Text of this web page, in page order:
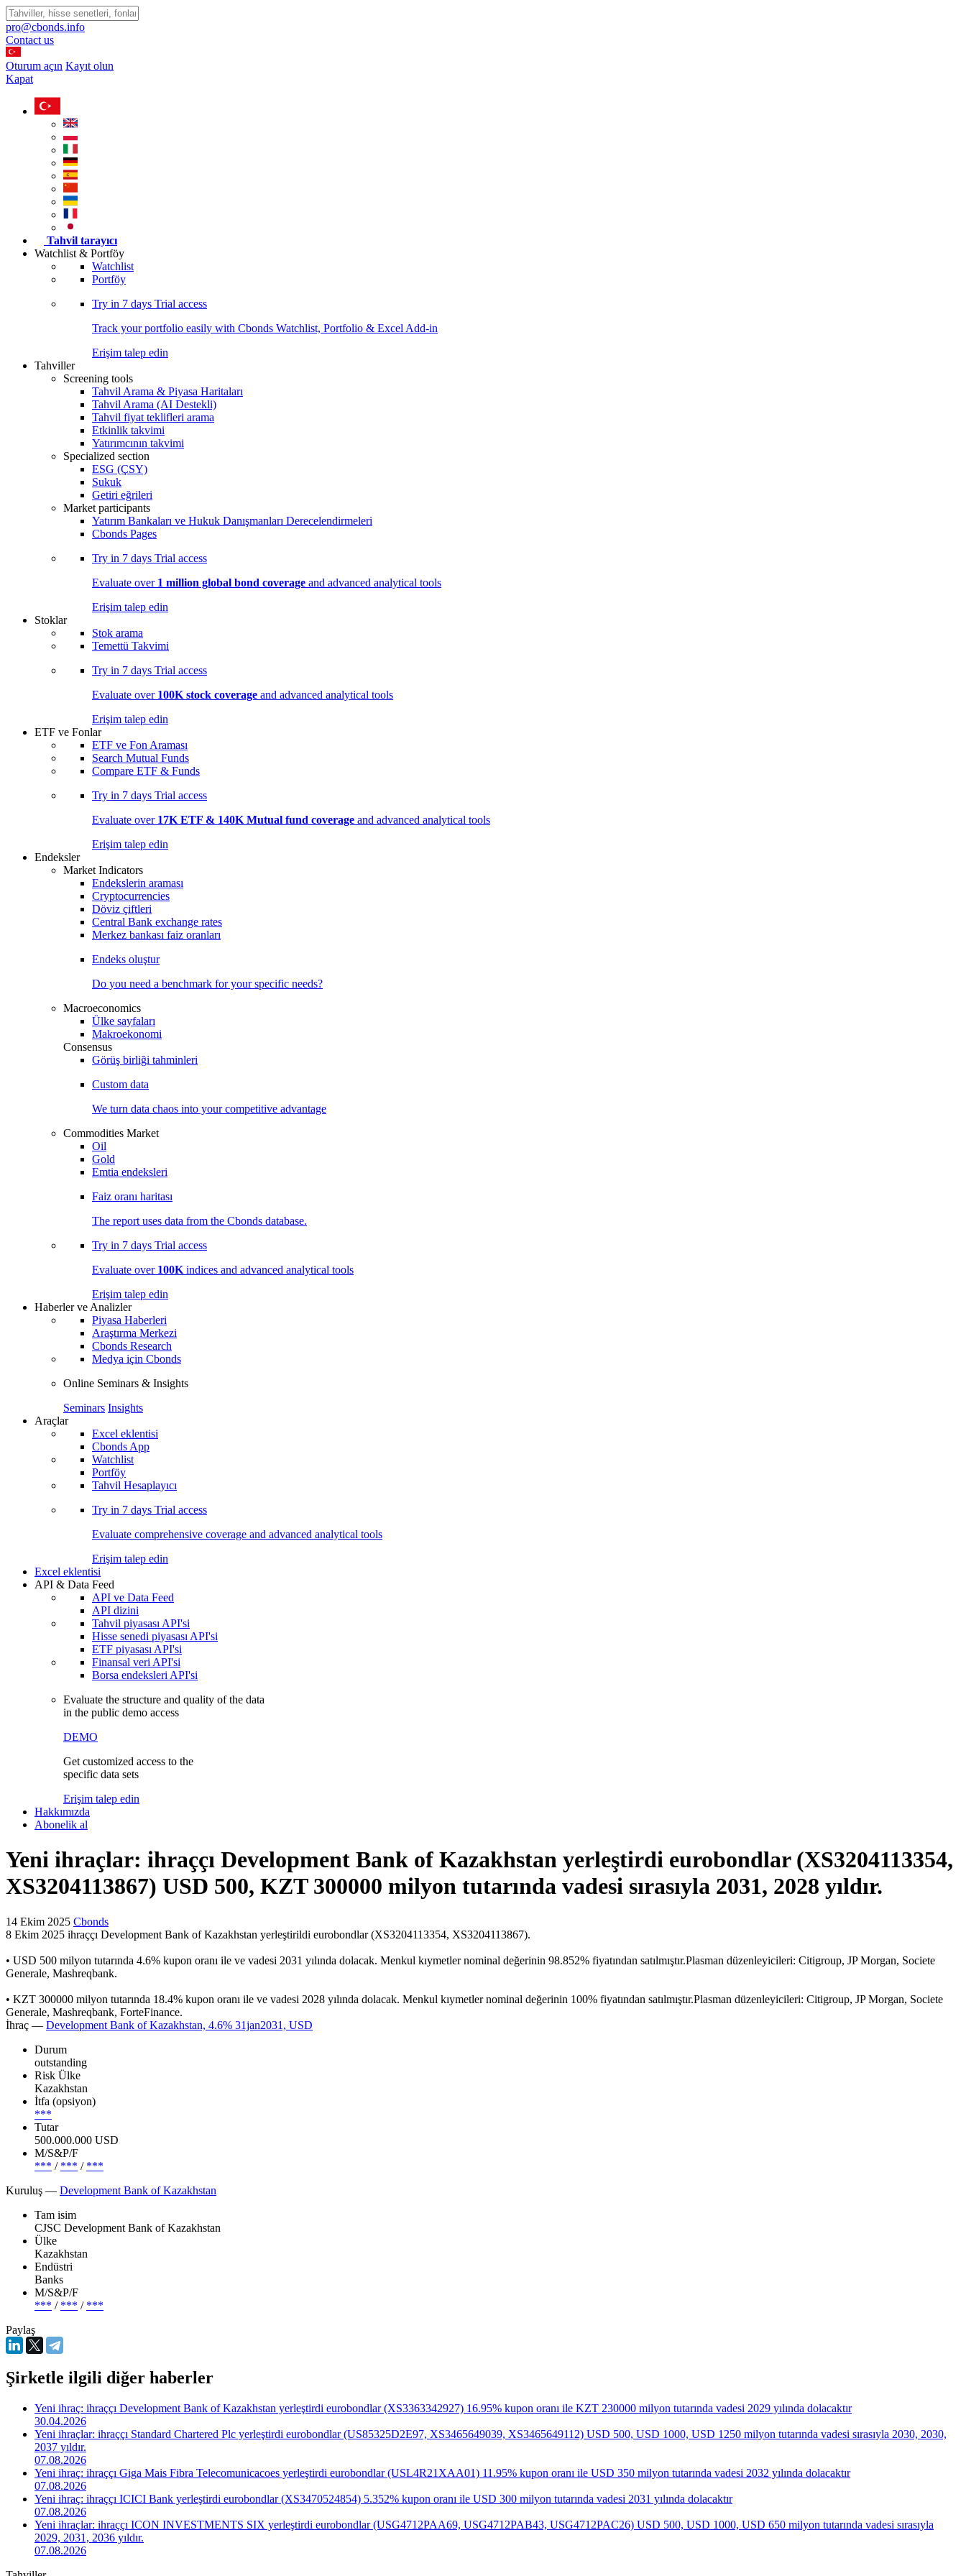
pro@cbonds.info
Contact us
Oturum açın Kayıt olun
Kapat
Tahvil tarayıcı
Watchlist & Portföy
Watchlist
Portföy
Try in 7 days Trial access
Track your portfolio easily with Cbonds Watchlist, Portfolio & Excel Add-in
Erişim talep edin
Tahviller
Screening tools
Tahvil Arama & Piyasa Haritaları
Tahvil Arama (AI Destekli)
Tahvil fiyat teklifleri arama
Etkinlik takvimi
Yatırımcının takvimi
Specialized section
ESG (ÇSY)
Sukuk
Getiri eğrileri
Market participants
Yatırım Bankaları ve Hukuk Danışmanları Derecelendirmeleri
Cbonds Pages
Try in 7 days Trial access
Evaluate over 1 million global bond coverage and advanced analytical tools
Erişim talep edin
Stoklar
Stok arama
Temettü Takvimi
Try in 7 days Trial access
Evaluate over 100K stock coverage and advanced analytical tools
Erişim talep edin
ETF ve Fonlar
ETF ve Fon Araması
Search Mutual Funds
Compare ETF & Funds
Try in 7 days Trial access
Evaluate over 17K ETF & 140K Mutual fund coverage and advanced analytical tools
Erişim talep edin
Endeksler
Market Indicators
Endekslerin araması
Cryptocurrencies
Döviz çiftleri
Central Bank exchange rates
Merkez bankası faiz oranları
Endeks oluştur
Do you need a benchmark for your specific needs?
Macroeconomics
Ülke sayfaları
Makroekonomi
Consensus
Görüş birliği tahminleri
Custom data
We turn data chaos into your competitive advantage
Commodities Market
Oil
Gold
Emtia endeksleri
Faiz oranı haritası
The report uses data from the Cbonds database.
Try in 7 days Trial access
Evaluate over 100K indices and advanced analytical tools
Erişim talep edin
Haberler ve Analizler
Piyasa Haberleri
Araştırma Merkezi
Cbonds Research
Medya için Cbonds
Online Seminars & Insights
Seminars Insights
Araçlar
Excel eklentisi
Cbonds App
Watchlist
Portföy
Tahvil Hesaplayıcı
Try in 7 days Trial access
Evaluate comprehensive coverage and advanced analytical tools
Erişim talep edin
Excel eklentisi
API & Data Feed
API ve Data Feed
API dizini
Tahvil piyasası API'si
Hisse senedi piyasası API'si
ETF piyasası API'si
Finansal veri API'si
Borsa endeksleri API'si
Evaluate the structure and quality of the data
in the public demo access
DEMO
Get customized access to the
specific data sets
Erişim talep edin
Hakkımızda
Abonelik al
Yeni ihraçlar: ihraççı Development Bank of Kazakhstan yerleştirdi eurobondlar (XS3204113354,
XS3204113867) USD 500, KZT 300000 milyon tutarında vadesi sırasıyla 2031, 2028 yıldır.
14 Ekim 2025 Cbonds
8 Ekim 2025 ihraççı Development Bank of Kazakhstan yerleştirildi eurobondlar (XS3204113354, XS3204113867).
• USD 500 milyon tutarında 4.6% kupon oranı ile ve vadesi 2031 yılında dolacak. Menkul kıymetler nominal değerinin 98.852% fiyatından satılmıştır.Plasman düzenleyicileri: Citigroup, JP Morgan, Societe
Generale, Mashreqbank.
• KZT 300000 milyon tutarında 18.4% kupon oranı ile ve vadesi 2028 yılında dolacak. Menkul kıymetler nominal değerinin 100% fiyatından satılmıştır.Plasman düzenleyicileri: Citigroup, JP Morgan, Societe
Generale, Mashreqbank, ForteFinance.
İhraç — Development Bank of Kazakhstan, 4.6% 31jan2031, USD
Durum
outstanding
Risk Ülke
Kazakhstan
İtfa (opsiyon)
***
Tutar
500.000.000 USD
М/S&P/F
*** / *** / ***
Kuruluş — Development Bank of Kazakhstan
Tam isim
CJSC Development Bank of Kazakhstan
Ülke
Kazakhstan
Endüstri
Banks
М/S&P/F
*** / *** / ***
Paylaş
Şirketle ilgili diğer haberler
Yeni ihraç: ihraççı Development Bank of Kazakhstan yerleştirdi eurobondlar (XS3363342927) 16.95% kupon oranı ile KZT 230000 milyon tutarında vadesi 2029 yılında dolacaktır
30.04.2026
Yeni ihraçlar: ihraççı Standard Chartered Plc yerleştirdi eurobondlar (US85325D2E97, XS3465649039, XS3465649112) USD 500, USD 1000, USD 1250 milyon tutarında vadesi sırasıyla 2030, 2030,
2037 yıldır.
07.08.2026
Yeni ihraç: ihraççı Giga Mais Fibra Telecomunicacoes yerleştirdi eurobondlar (USL4R21XAA01) 11.95% kupon oranı ile USD 350 milyon tutarında vadesi 2032 yılında dolacaktır
07.08.2026
Yeni ihraç: ihraççı ICICI Bank yerleştirdi eurobondlar (XS3470524854) 5.352% kupon oranı ile USD 300 milyon tutarında vadesi 2031 yılında dolacaktır
07.08.2026
Yeni ihraçlar: ihraççı ICON INVESTMENTS SIX yerleştirdi eurobondlar (USG4712PAA69, USG4712PAB43, USG4712PAC26) USD 500, USD 1000, USD 650 milyon tutarında vadesi sırasıyla
2029, 2031, 2036 yıldır.
07.08.2026